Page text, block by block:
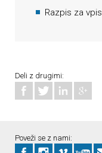
Razpis za vpis
Deli z drugimi:
Poveži se z nami: